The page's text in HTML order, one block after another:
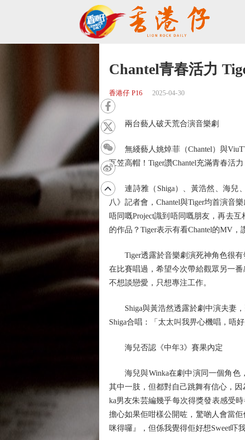
Chantel青春活力
香港仔 P16 2025-04-30
兩台藝人破天荒合演音樂劇
無綫藝人姚焯菲（Chantel）與ViuTV
互笠高帽！Tiger讚Chantel充滿青春活
連詩雅（Shiga）、黃浩然、海兒、
八》記者會，Chantel與Tiger均首演音
唔同嘅Project識到唔同嘅朋友，再去
的作品？Tiger表示有看Chantel的MV，
Tiger透露於音樂劇演死神角色很有
在比賽唱過，希望今次帶給觀眾另一
不想談戀愛，只想專注工作。
Shiga與黃浩然透露於劇中演夫妻，
Shiga合唱：「太太叫我畀心機唱，唔
海兒否認《中年3》賽果內定
海兒與Winka在劇中演同一個角色
其中一肢，但都對自己跳舞有信心，
ka男友朱芸編幾乎每次得獎發表感受
擔心如果佢咁樣公開咗，驚啲人會當
咪得囉』，但係我覺得佢好想Sweet吓